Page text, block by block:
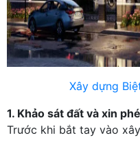
Xây dựng
1. Khảo sát đất và xin
Trước khi bắt tay vào